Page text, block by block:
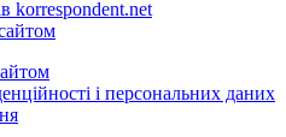
korrespondent.net
і персональних даних